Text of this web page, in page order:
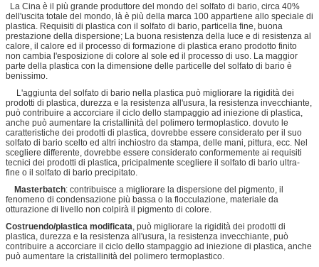
La Cina è il più grande produttore del mondo del solfato di bario, circa 40%
dell'uscita totale del mondo, là è più della marca 100 appartiene allo speciale di
plastica. Requisiti di plastica con il solfato di bario, particella fine, buona
prestazione della dispersione; La buona resistenza della luce e di resistenza al
calore, il calore ed il processo di formazione di plastica erano prodotto finito
non cambia l'esposizione di colore al sole ed il processo di uso. La maggior
parte della plastica con la dimensione delle particelle del solfato di bario è
benissimo.
L'aggiunta del solfato di bario nella plastica può migliorare la rigidità dei
prodotti di plastica, durezza e la resistenza all'usura, la resistenza invecchiante,
può contribuire a accorciare il ciclo dello stampaggio ad iniezione di plastica,
anche può aumentare la cristallinità del polimero termoplastico. dovuto le
caratteristiche dei prodotti di plastica, dovrebbe essere considerato per il suo
solfato di bario scelto ed altri inchiostro da stampa, delle mani, pittura, ecc. Nel
scegliere differente, dovrebbe essere considerato conformemente ai requisiti
tecnici dei prodotti di plastica, pricipalmente scegliere il solfato di bario ultra-
fine o il solfato di bario precipitato.
Masterbatch: contribuisce a migliorare la dispersione del pigmento, il
fenomeno di condensazione più bassa o la flocculazione, materiale da
otturazione di livello non colpirà il pigmento di colore.
Costruendo/plastica modificata, può migliorare la rigidità dei prodotti di
plastica, durezza e la resistenza all'usura, la resistenza invecchiante, può
contribuire a accorciare il ciclo dello stampaggio ad iniezione di plastica, anche
può aumentare la cristallinità del polimero termoplastico.